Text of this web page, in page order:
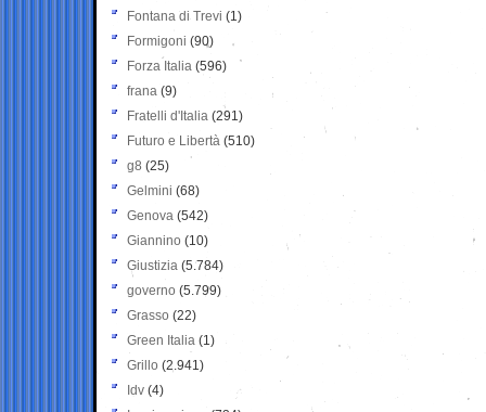
Fontana di Trevi (1)
Formigoni (90)
Forza Italia (596)
frana (9)
Fratelli d'Italia (291)
Futuro e Libertà (510)
g8 (25)
Gelmini (68)
Genova (542)
Giannino (10)
Giustizia (5.784)
governo (5.799)
Grasso (22)
Green Italia (1)
Grillo (2.941)
Idv (4)